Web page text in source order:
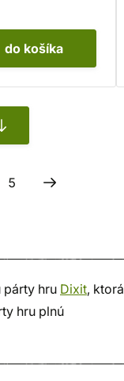
do košíka
5
párty hru Dixit, ktorá
hru plnú